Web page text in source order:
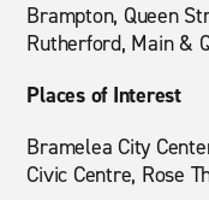
Brampton, Queen
Rutherford, Main &
Places of Interest
Bramelea City
Civic Centre, Rose